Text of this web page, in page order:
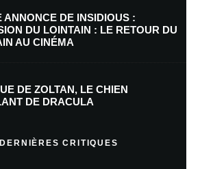
mon e-mail et mon site dans le navigateur pour
commentaires par e-mail.
articles par e-mail.
ANNONCE DE INSIDIOUS :
DU LOINTAIN : LE RETOUR DU
AU CINÉMA
DE ZOLTAN, LE CHIEN
DE DRACULA
CRITIQUES